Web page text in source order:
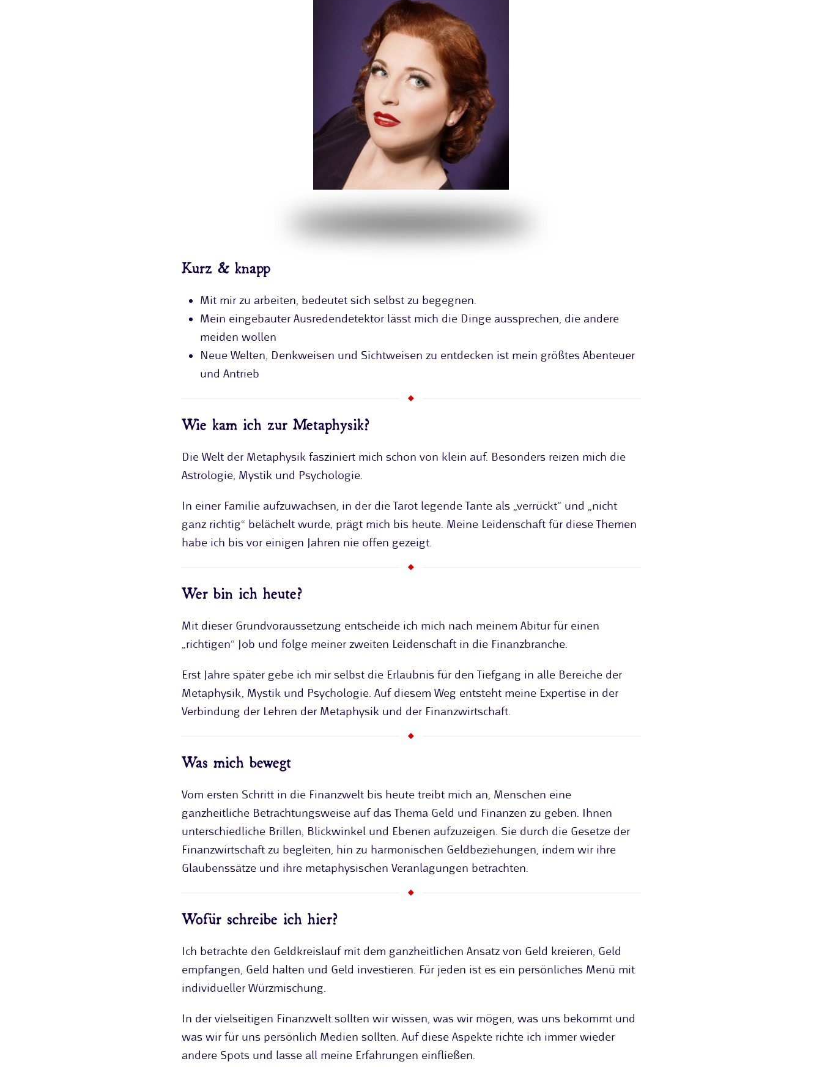
Kurz & knapp
Mit mir zu arbeiten, bedeutet sich selbst zu begegnen.
Mein eingebauter Ausredendetektor lässt mich die Dinge aussprechen, die andere
meiden wollen
Neue Welten, Denkweisen und Sichtweisen zu entdecken ist mein größtes Abenteuer
und Antrieb
Wie kam ich zur Metaphysik?
Die Welt der Metaphysik fasziniert mich schon von klein auf. Besonders reizen mich die
Astrologie, Mystik und Psychologie.
In einer Familie aufzuwachsen, in der die Tarot legende Tante als „verrückt“ und „nicht
ganz richtig“ belächelt wurde, prägt mich bis heute. Meine Leidenschaft für diese Themen
habe ich bis vor einigen Jahren nie offen gezeigt.
Wer bin ich heute?
Mit dieser Grundvoraussetzung entscheide ich mich nach meinem Abitur für einen
„richtigen“ Job und folge meiner zweiten Leidenschaft in die Finanzbranche.
Erst Jahre später gebe ich mir selbst die Erlaubnis für den Tiefgang in alle Bereiche der
Metaphysik, Mystik und Psychologie. Auf diesem Weg entsteht meine Expertise in der
Verbindung der Lehren der Metaphysik und der Finanzwirtschaft.
Was mich bewegt
Vom ersten Schritt in die Finanzwelt bis heute treibt mich an, Menschen eine
ganzheitliche Betrachtungsweise auf das Thema Geld und Finanzen zu geben. Ihnen
unterschiedliche Brillen, Blickwinkel und Ebenen aufzuzeigen. Sie durch die Gesetze der
Finanzwirtschaft zu begleiten, hin zu harmonischen Geldbeziehungen, indem wir ihre
Glaubenssätze und ihre metaphysischen Veranlagungen betrachten.
Wofür schreibe ich hier?
Ich betrachte den Geldkreislauf mit dem ganzheitlichen Ansatz von Geld kreieren, Geld
empfangen, Geld halten und Geld investieren. Für jeden ist es ein persönliches Menü mit
individueller Würzmischung.
In der vielseitigen Finanzwelt sollten wir wissen, was wir mögen, was uns bekommt und
was wir für uns persönlich Medien sollten. Auf diese Aspekte richte ich immer wieder
andere Spots und lasse all meine Erfahrungen einfließen.